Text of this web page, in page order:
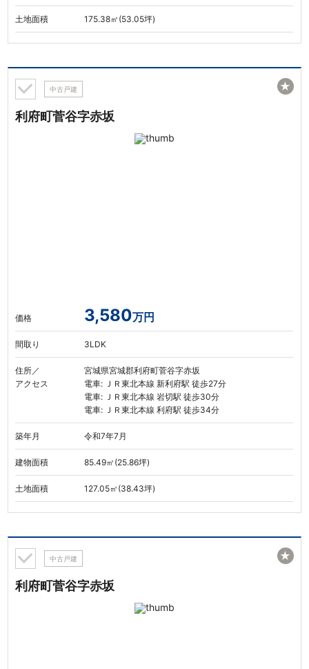
土地面積 175.38㎡(53.05坪)
中古戸建
利府町菅谷字赤坂
価格 3,580万円
間取り 3LDK
住所／
アクセス
宮城県宮城郡利府町菅谷字赤坂
電車: ＪＲ東北本線 新利府駅 徒歩27分
電車: ＪＲ東北本線 岩切駅 徒歩30分
電車: ＪＲ東北本線 利府駅 徒歩34分
築年月 令和7年7月
建物面積 85.49㎡(25.86坪)
土地面積 127.05㎡(38.43坪)
★
中古戸建
利府町菅谷字赤坂
★